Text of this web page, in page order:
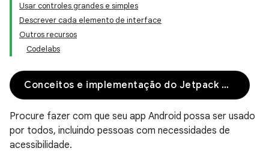
Usar controles grandes e simples
Descrever cada elemento de interface
Outros recursos
Codelabs
Conceitos e implementação do Jetpack Compose
Procure fazer com que seu app Android possa ser usado
por todos, incluindo pessoas com necessidades de
acessibilidade.